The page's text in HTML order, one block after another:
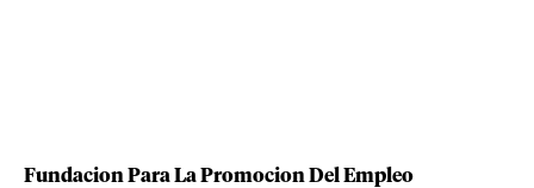
Fundacion Para La Promocion Del Empleo